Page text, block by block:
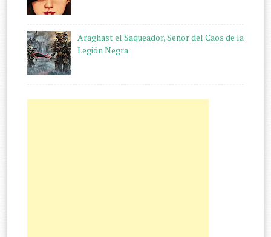
Araghast el Saqueador, Señor del Caos de la
Legión Negra